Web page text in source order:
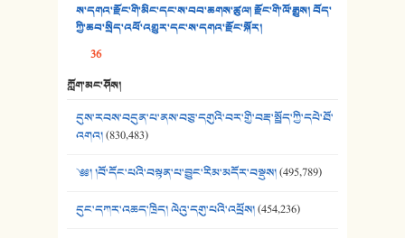
38. ཡབ་ཡུམ། - ཟླ་སྒྲོན།
ས་དགའ་རྫོང་གི་མིང་དང་ས་བབ་ཆགས་ཚུལ། རྫོང་གི་ལོ་རྒྱུས། བོད་
ཀྱི་ཆབ་སྲིད་འཕོ་འགྱུར་དང་ས་དགའ་རྫོང་སྐོར།
36
ཀློག་མང་ཤོས།
དུས་རབས་བདུན་པ་ནས་བཅུ་དགུའི་བར་གྱི་བརྡ་སྤྲོད་ཀྱི་དཔེ་ཐོ་
འགའ།(830,483)
༄༅། །བོ་དོང་པའི་བསྟན་པ་བྱུང་རིམ་མདོར་བསྡུས།(495,789)
དུང་དཀར་འཆད་ཁྲིད། ལེའུ་དགུ་པའི་འཕྲོས།(454,236)